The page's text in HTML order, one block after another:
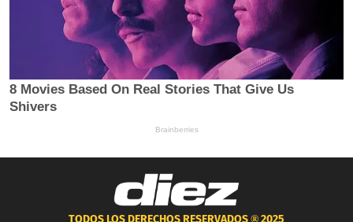
TODOS LOS DERECHOS RESERVADOS ®2025